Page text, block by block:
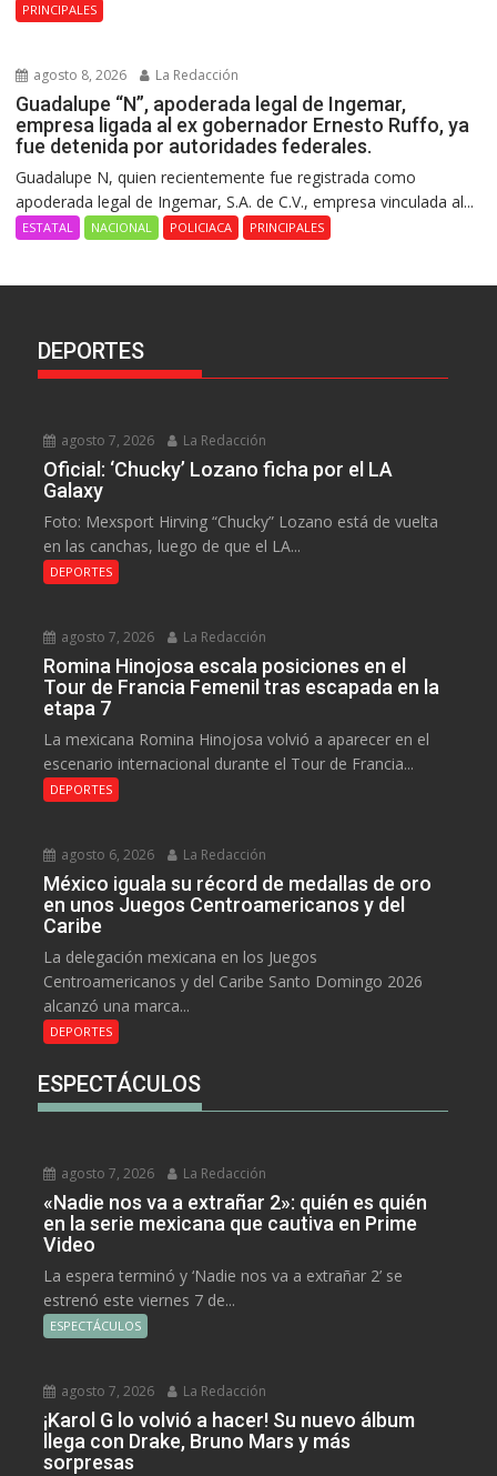
PRINCIPALES
agosto 8, 2026 La Redacción
Guadalupe “N”, apoderada legal de Ingemar,
empresa ligada al ex gobernador Ernesto Ruffo, ya
fue detenida por autoridades federales.
Guadalupe N, quien recientemente fue registrada como
apoderada legal de Ingemar, S.A. de C.V., empresa vinculada al...
ESTATAL NACIONAL POLICIACA PRINCIPALES
DEPORTES
agosto 7, 2026 La Redacción
Oficial: ‘Chucky’ Lozano ficha por el LA
Galaxy
Foto: Mexsport Hirving “Chucky” Lozano está de vuelta
en las canchas, luego de que el LA...
DEPORTES
agosto 7, 2026 La Redacción
Romina Hinojosa escala posiciones en el
Tour de Francia Femenil tras escapada en la
etapa 7
La mexicana Romina Hinojosa volvió a aparecer en el
escenario internacional durante el Tour de Francia...
DEPORTES
agosto 6, 2026 La Redacción
México iguala su récord de medallas de oro
en unos Juegos Centroamericanos y del
Caribe
La delegación mexicana en los Juegos
Centroamericanos y del Caribe Santo Domingo 2026
alcanzó una marca...
DEPORTES
ESPECTÁCULOS
agosto 7, 2026 La Redacción
«Nadie nos va a extrañar 2»: quién es quién
en la serie mexicana que cautiva en Prime
Video
La espera terminó y ‘Nadie nos va a extrañar 2’ se
estrenó este viernes 7 de...
ESPECTÁCULOS
agosto 7, 2026 La Redacción
¡Karol G lo volvió a hacer! Su nuevo álbum
llega con Drake, Bruno Mars y más
sorpresas